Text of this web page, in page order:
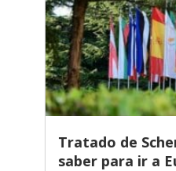
Tratado de
saber para ir a